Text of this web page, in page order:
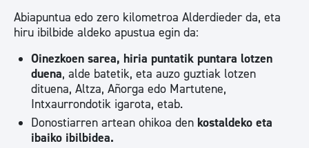
Abiapuntua edo zero kilometroa Alderdieder da, eta
hiru ibilbide aldeko apustua egin da:
Oinezkoen sarea, hiria puntatik puntara lotzen
duena, alde batetik, eta auzo guztiak lotzen
dituena, Altza, Añorga edo Martutene,
Intxaurrondotik igarota, etab.
Donostiarren artean ohikoa den kostaldeko eta
ibaiko ibilbidea.